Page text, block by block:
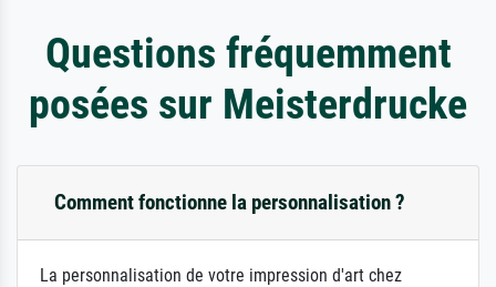
Questions fréquemment
posées sur Meisterdrucke
Comment fonctionne la personnalisation ?
La personnalisation de votre impression d'art chez